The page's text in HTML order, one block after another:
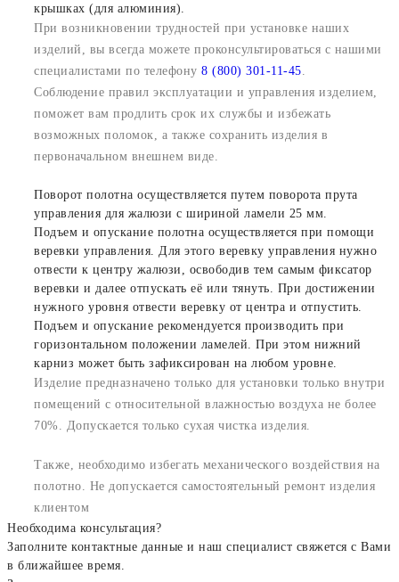
крышках (для алюминия).
При возникновении трудностей при установке наших
изделий, вы всегда можете проконсультироваться с нашими
специалистами по телефону 8 (800) 301-11-45
Соблюдение правил эксплуатации и управления изделием,
поможет вам продлить срок их службы и избежать
возможных поломок, а также сохранить изделия в
первоначальном внешнем виде.
Поворот полотна осуществляется путем поворота прута
управления для жалюзи с шириной ламели 25 мм.
Подъем и опускание полотна осуществляется при помощи
веревки управления. Для этого веревку управления нужно
отвести к центру жалюзи, освободив тем самым фиксатор
веревки и далее отпускать её или тянуть. При достижении
нужного уровня отвести веревку от центра и отпустить.
Подъем и опускание рекомендуется производить при
горизонтальном положении ламелей. При этом нижний
карниз может быть зафиксирован на любом уровне.
Изделие предназначено только для установки только внутри
помещений с относительной влажностью воздуха не более
70%. Допускается только сухая чистка изделия.
Также, необходимо избегать механического воздействия на
полотно. Не допускается самостоятельный ремонт изделия
клиентом
Необходима консультация?
Заполните контактные данные и наш специалист свяжется с Вами
в ближайшее время.